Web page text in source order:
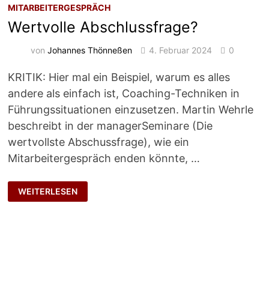
MITARBEITERGESPRÄCH
Wertvolle Abschlussfrage?
vonJohannes Thönneßen 4. Februar 2024 0
KRITIK: Hier mal ein Beispiel, warum es alles
andere als einfach ist, Coaching-Techniken in
Führungssituationen einzusetzen. Martin Wehrle
beschreibt in der managerSeminare (Die
wertvollste Abschussfrage), wie ein
Mitarbeitergespräch enden könnte, …
WERTVOLLE
ABSCHLUSSFRAGE?
WEITERLESEN